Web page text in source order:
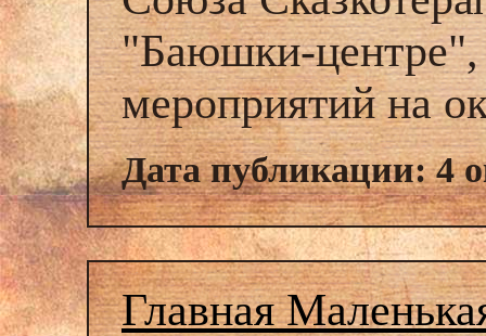
"Баюшки-центре",
мероприятий на
Дата публикации: 4
Главная